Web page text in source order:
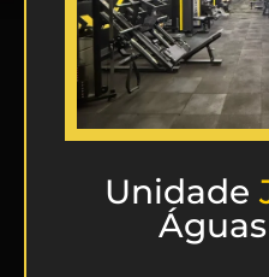
Unidade